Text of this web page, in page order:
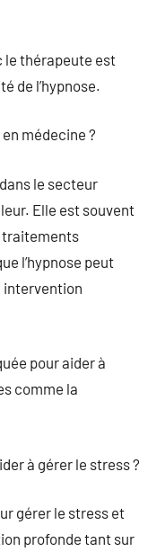
le thérapeute est
de l’hypnose.
médecine ?
le secteur
Elle est souvent
traitements
l’hypnose peut
intervention
pour aider à
comme la
à gérer le stress ?
gérer le stress et
profonde tant sur